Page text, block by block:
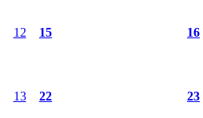
12 15 16
13 22 23